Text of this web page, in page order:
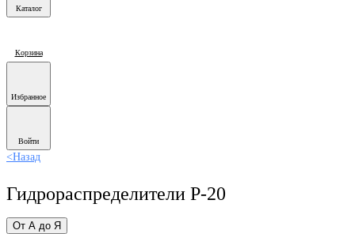
Каталог
Корзина
Избранное
Войти
<Назад
Гидрораспределители Р-20
От А до Я